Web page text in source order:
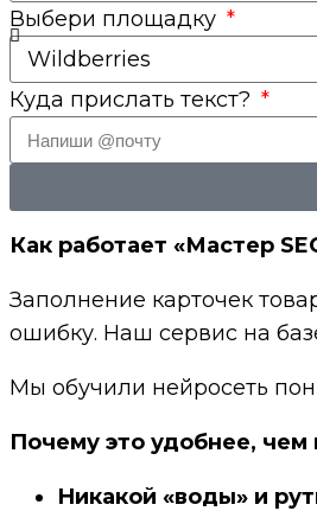
Выбери площадку
Куда прислать текст?
Как работает «Мастер
Заполнение карточек
ошибку. Наш сервис на
Мы обучили нейросеть
Почему это удобнее, чем
Никакой «воды» и